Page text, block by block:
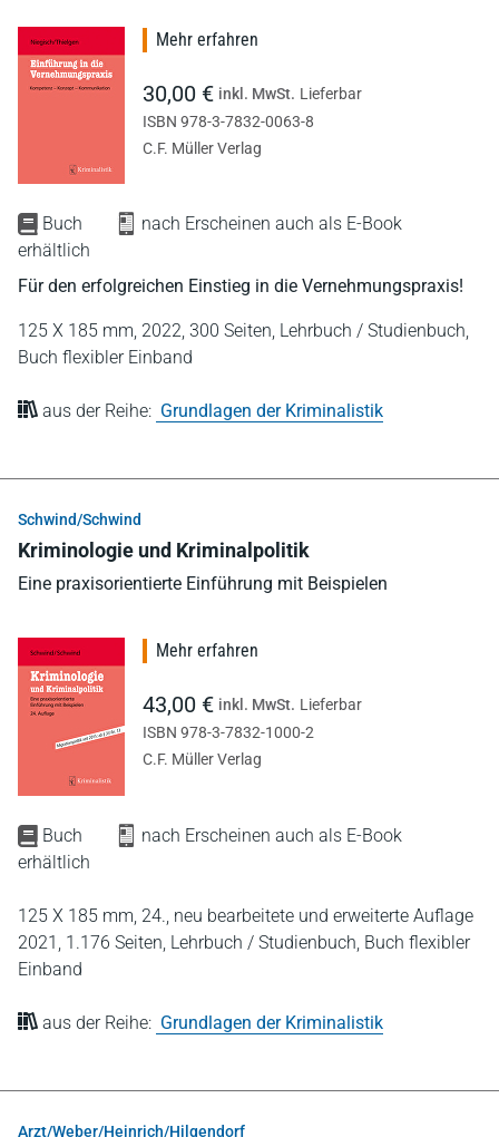
Buch
nach Erscheinen auch als E-Book
erhältlich
Für den erfolgreichen Einstieg in die Vernehmungspraxis!
125 X 185 mm, 2022, 300 Seiten, Lehrbuch / Studienbuch,
Buch flexibler Einband
aus der Reihe: Grundlagen der Kriminalistik
Mehr erfahren
30,00 € inkl. MwSt. Lieferbar
ISBN 978-3-7832-0063-8
C.F. Müller Verlag
Schwind/Schwind
Kriminologie und Kriminalpolitik
Eine praxisorientierte Einführung mit Beispielen
Buch
nach Erscheinen auch als E-Book
erhältlich
125 X 185 mm, 24., neu bearbeitete und erweiterte Auflage
2021, 1.176 Seiten, Lehrbuch / Studienbuch, Buch flexibler
Einband
aus der Reihe: Grundlagen der Kriminalistik
Mehr erfahren
43,00 € inkl. MwSt. Lieferbar
ISBN 978-3-7832-1000-2
C.F. Müller Verlag
Arzt/Weber/Heinrich/Hilgendorf